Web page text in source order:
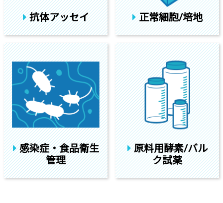
抗体アッセイ 正常細胞/培地
感染症・食品衛生
管理
原料用酵素/バル
ク試薬